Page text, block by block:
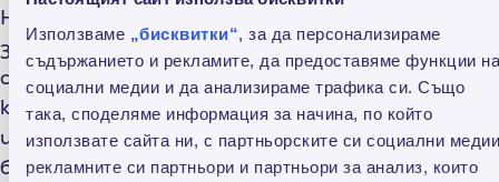
Използваме „бисквитки“, за да персонализираме
съдържанието и рекламите, да предоставяме функции на
социални медии и да анализираме трафика си. Също
така, споделяме информация за начина, по който
използвате сайта ни, с партньорските си социални
рекламните си партньори и партньори за анализ, които
На уеб страницата на Credissimo, кандидатите
за кредит могат, предварително и на
спокойствие, да се запознаят с Договора за
кредит и Общите условия към него. Така те
имат възможност да се посъветват със свои
близки, както и да потърсят експертен съвет,